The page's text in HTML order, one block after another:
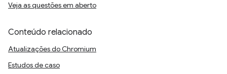
Veja as questões em aberto
Conteúdo relacionado
Atualizações do Chromium
Estudos de caso